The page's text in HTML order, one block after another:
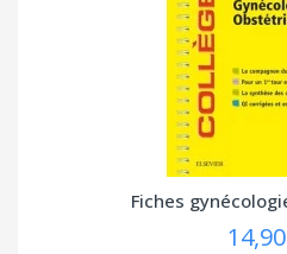
Fiches